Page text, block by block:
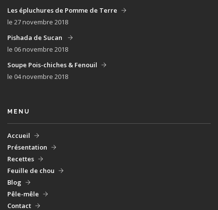
Les épluchures de Pomme de Terre
le 27 novembre 2018
Pishada de Sucan
le 06 novembre 2018
Soupe Pois-chiches & Fenouil
le 04 novembre 2018
MENU
Accueil
Présentation
Recettes
Feuille de chou
Blog
Pêle-mêle
Contact